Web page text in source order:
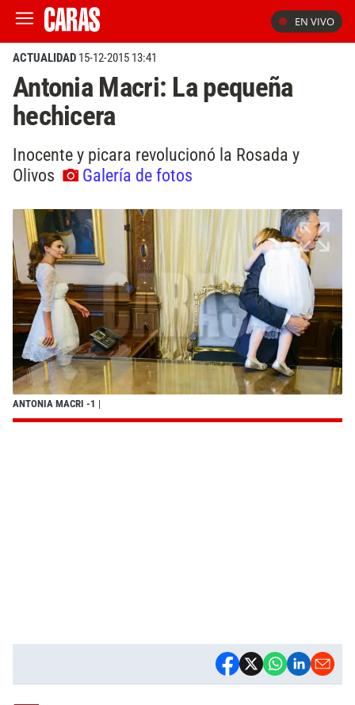
EN VIVO
ACTUALIDAD 15-12-2015 13:41
Antonia Macri: La pequeña
hechicera
Inocente y picara revolucionó la Rosada y
Olivos
Galería de fotos
ANTONIA MACRI -1 |